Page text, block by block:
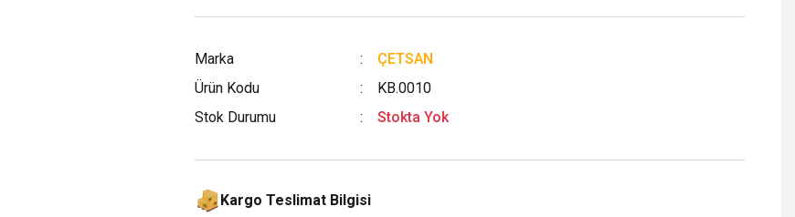
Marka
ÇETSAN
Ürün Kodu
KB.0010
Stok Durumu
Stokta Yok
Kargo Teslimat Bilgisi